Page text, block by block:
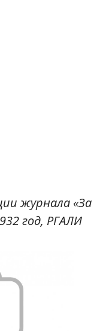
журнала «За
год, РГАЛИ